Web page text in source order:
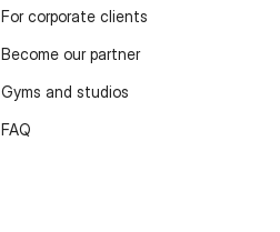
For corporate clients
Become our partner
Gyms and studios
FAQ